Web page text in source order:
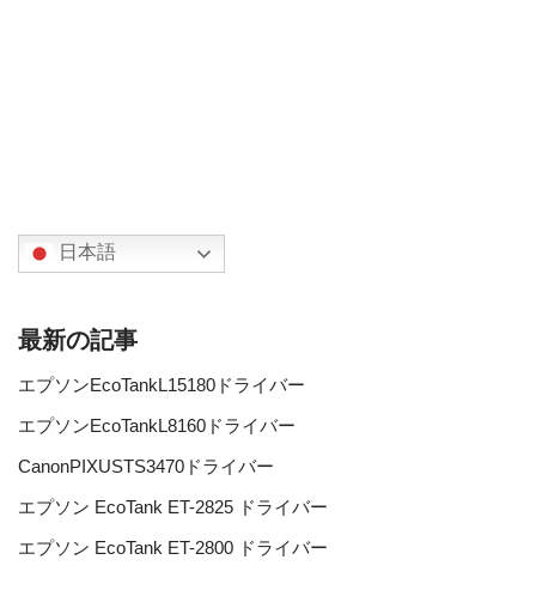
日本語
最新の記事
エプソンEcoTankL15180ドライバー
エプソンEcoTankL8160ドライバー
CanonPIXUSTS3470ドライバー
エプソン EcoTank ET-2825 ドライバー
エプソン EcoTank ET-2800 ドライバー